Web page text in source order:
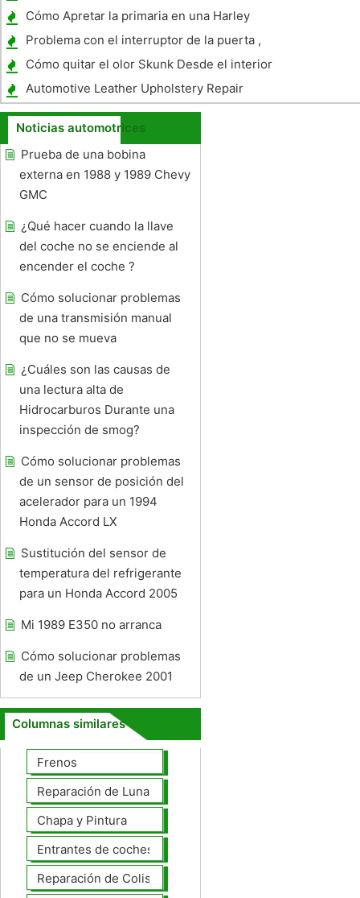
Sonata
Cómo Apretar la primaria en una Harley
Davidson Electra Glide motocicleta
Problema con el interruptor de la puerta ,
en un Toyota Camry
Cómo quitar el olor Skunk Desde el interior
de un coche
Automotive Leather Upholstery Repair
Noticias automotrices
Prueba de una bobina
externa en 1988 y 1989 Chevy
GMC
¿Qué hacer cuando la llave
del coche no se enciende al
encender el coche ?
Cómo solucionar problemas
de una transmisión manual
que no se mueva
¿Cuáles son las causas de
una lectura alta de
Hidrocarburos Durante una
inspección de smog?
Cómo solucionar problemas
de un sensor de posición del
acelerador para un 1994
Honda Accord LX
Sustitución del sensor de
temperatura del refrigerante
para un Honda Accord 2005
Mi 1989 E350 no arranca
Cómo solucionar problemas
de un Jeep Cherokee 2001
Columnas similares
Frenos
Reparación de Lunas
Chapa y Pintura
Entrantes de coches
Reparación de Colisiones